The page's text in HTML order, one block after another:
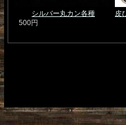
シルバー丸カン各種
500円
皮